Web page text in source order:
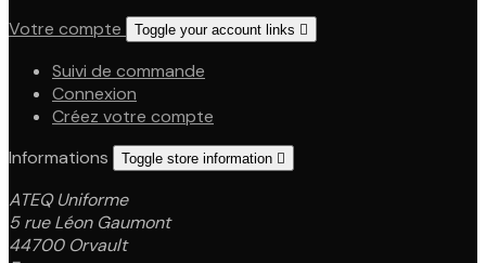
Votre compte
Toggle your account links 
Suivi de commande
Connexion
Créez votre compte
Informations
Toggle store information 
ATEQ Uniforme
5 rue Léon Gaumont
44700 Orvault